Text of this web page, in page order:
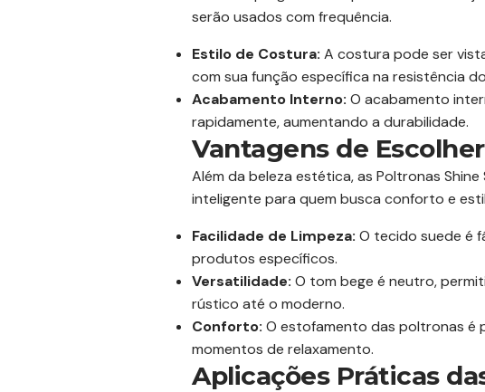
serão usados com frequência.
Estilo de Costura: A costura pode ser
com sua função específica na resistência
Acabamento Interno: O acabamento
rapidamente, aumentando a durabilidade.
Vantagens de
Além da beleza estética, as Poltronas
inteligente para quem busca conforto e
Facilidade de Limpeza: O tecido suede é
produtos específicos.
Versatilidade: O tom bege é neutro,
rústico até o moderno.
Conforto: O estofamento das poltronas é
momentos de relaxamento.
Aplicações Práticas